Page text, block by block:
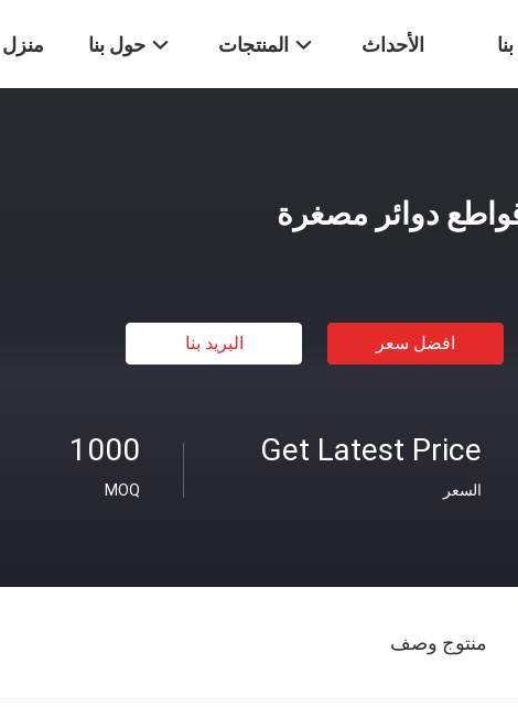
منزل حول بنا المنتجات الأحداث
دوائر مصغرة
افضل سعر البريد بنا
1000
MOQ
Get Latest Price
السعر
منتوج وصف